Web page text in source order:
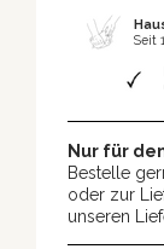
Seit
Nur für
Bestelle
oder zur
unseren